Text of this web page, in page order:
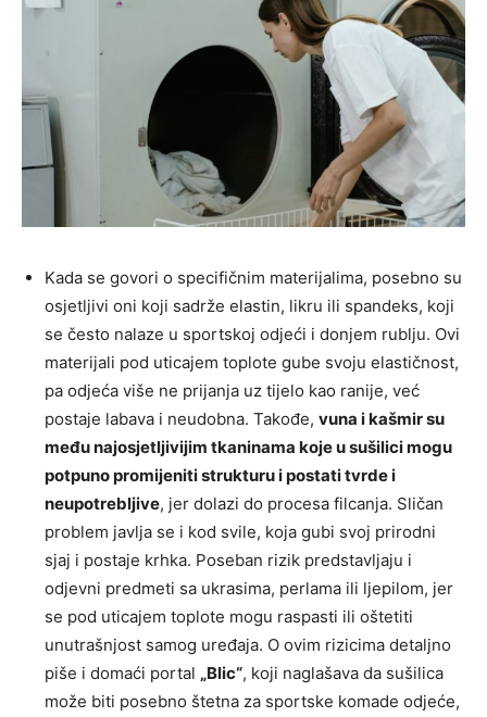
Kada se govori o specifičnim materijalima, posebno su
osjetljivi oni koji sadrže elastin, likru ili spandeks, koji
se često nalaze u sportskoj odjeći i donjem rublju. Ovi
materijali pod uticajem toplote gube svoju elastičnost,
pa odjeća više ne prijanja uz tijelo kao ranije, već
postaje labava i neudobna. Takođe, vuna i kašmir su
među najosjetljivijim tkaninama koje u sušilici mogu
potpuno promijeniti strukturu i postati tvrde i
neupotrebljive, jer dolazi do procesa filcanja. Sličan
problem javlja se i kod svile, koja gubi svoj prirodni
sjaj i postaje krhka. Poseban rizik predstavljaju i
odjevni predmeti sa ukrasima, perlama ili ljepilom, jer
se pod uticajem toplote mogu raspasti ili oštetiti
unutrašnjost samog uređaja. O ovim rizicima detaljno
piše i domaći portal „Blic“, koji naglašava da sušilica
može biti posebno štetna za sportske komade odjeće,